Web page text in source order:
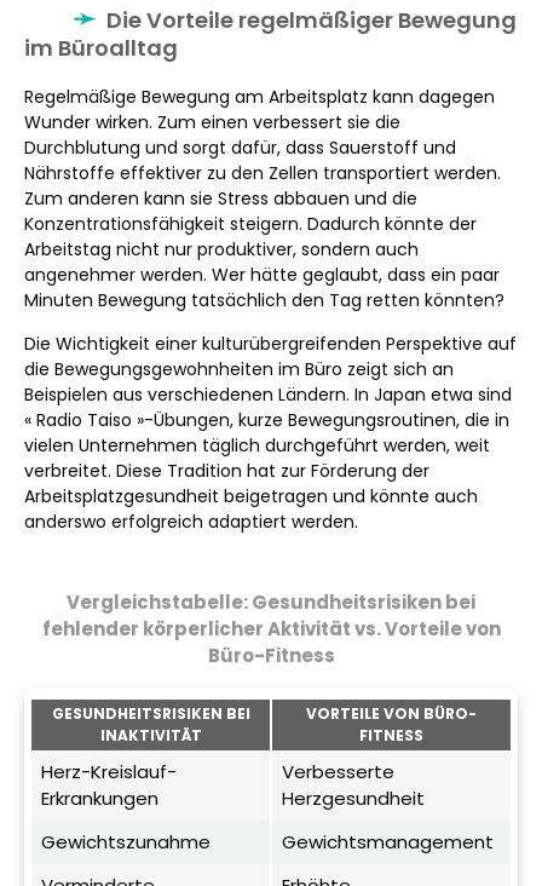
Die Vorteile regelmäßiger Bewegung
im Büroalltag
Regelmäßige Bewegung am Arbeitsplatz kann dagegen
Wunder wirken. Zum einen verbessert sie die
Durchblutung und sorgt dafür, dass Sauerstoff und
Nährstoffe effektiver zu den Zellen transportiert werden.
Zum anderen kann sie Stress abbauen und die
Konzentrationsfähigkeit steigern. Dadurch könnte der
Arbeitstag nicht nur produktiver, sondern auch
angenehmer werden. Wer hätte geglaubt, dass ein paar
Minuten Bewegung tatsächlich den Tag retten könnten?
Die Wichtigkeit einer kulturübergreifenden Perspektive auf
die Bewegungsgewohnheiten im Büro zeigt sich an
Beispielen aus verschiedenen Ländern. In Japan etwa sind
« Radio Taiso »-Übungen, kurze Bewegungsroutinen, die in
vielen Unternehmen täglich durchgeführt werden, weit
verbreitet. Diese Tradition hat zur Förderung der
Arbeitsplatzgesundheit beigetragen und könnte auch
anderswo erfolgreich adaptiert werden.
Vergleichstabelle: Gesundheitsrisiken bei
fehlender körperlicher Aktivität vs. Vorteile von
Büro-Fitness
GESUNDHEITSRISIKEN BEI
INAKTIVITÄT
VORTEILE VON BÜRO-
FITNESS
Herz-Kreislauf-
Erkrankungen
Verbesserte
Herzgesundheit
Gewichtszunahme
Gewichtsmanagement